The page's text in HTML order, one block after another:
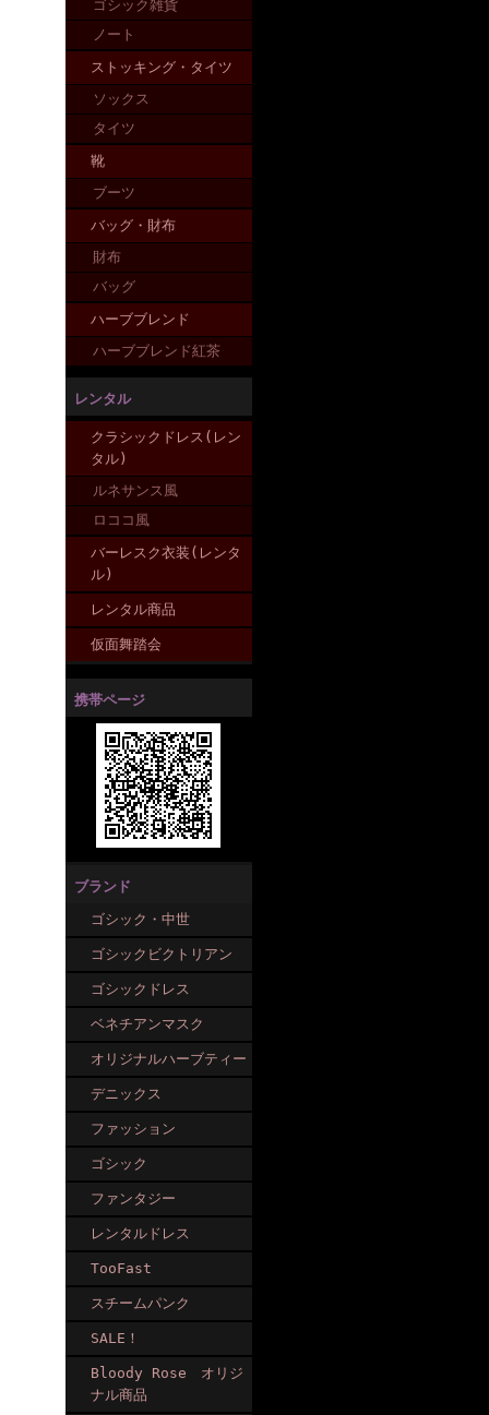
ゴシック雑貨
ノート
ストッキング・タイツ
ソックス
タイツ
靴
ブーツ
バッグ・財布
財布
バッグ
ハーブブレンド
ハーブブレンド紅茶
レンタル
クラシックドレス(レン
タル)
ルネサンス風
ロココ風
バーレスク衣装(レンタ
ル)
レンタル商品
仮面舞踏会
携帯ページ
ブランド
ゴシック・中世
ゴシックビクトリアン
ゴシックドレス
ベネチアンマスク
オリジナルハーブティー
デニックス
ファッション
ゴシック
ファンタジー
レンタルドレス
TooFast
スチームパンク
SALE！
Bloody Rose オリジ
ナル商品